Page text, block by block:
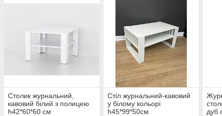
Столик журнальний,
кавовий білий з полицею
h42*60*60 см
Стіл журнальний-кавовий
у білому кольорі
h45*99*50см
дуб